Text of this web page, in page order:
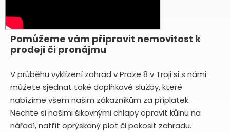
Pomůžeme vám připravit nemovitost k
prodeji či pronájmu
V průběhu vyklízení zahrad v Praze 8 v Troji si s námi
můžete sjednat také doplňkové služby, které
nabízíme všem našim zákazníkům za příplatek.
Nechte si našimi šikovnými chlapy opravit kůlnu na
nářadí, natřít oprýskaný plot či pokosit zahradu.